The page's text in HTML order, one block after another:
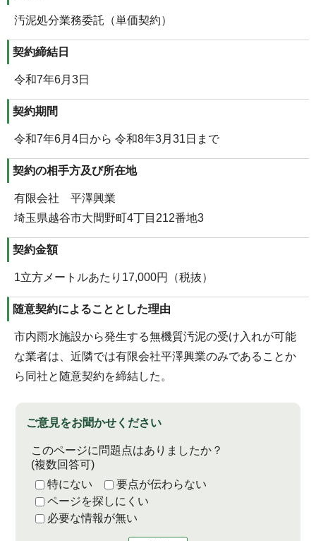
汚泥処分業務委託（単価契約）
契約締結日
令和7年6月3日
契約期間
令和7年6月4日から 令和8年3月31日まで
契約の相手方及び所在地
有限会社 平澤興業
埼玉県越谷市大間野町4丁目212番地3
契約金額
1立方メートルあたり17,000円（税抜）
随意契約によることとした理由
市内雨水施設から発生する無機質汚泥の受け入れが可能
な業者は、近隣では有限会社平澤興業のみであることか
ら同社と随意契約を締結した。
ご意見をお聞かせください
このページに問題点はありましたか？
(複数回答可)
特にない
要点が伝わらない
ページを探しにくい
必要な情報が無い